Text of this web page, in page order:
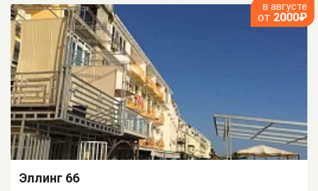
в августе
от 2000₽
Эллинг 66